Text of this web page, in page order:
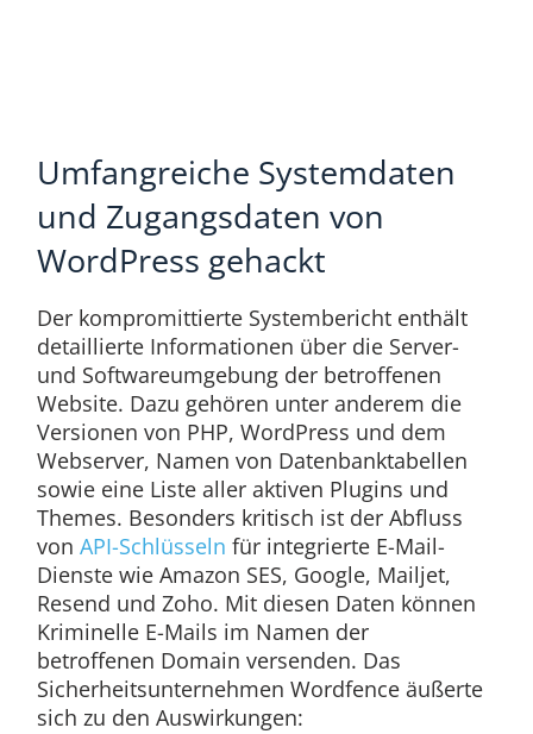
Umfangreiche Systemdaten
und Zugangsdaten von
WordPress gehackt
Der kompromittierte Systembericht enthält
detaillierte Informationen über die Server-
und Softwareumgebung der betroffenen
Website. Dazu gehören unter anderem die
Versionen von PHP, WordPress und dem
Webserver, Namen von Datenbanktabellen
sowie eine Liste aller aktiven Plugins und
Themes. Besonders kritisch ist der Abfluss
von API-Schlüsseln für integrierte E-Mail-
Dienste wie Amazon SES, Google, Mailjet,
Resend und Zoho. Mit diesen Daten können
Kriminelle E-Mails im Namen der
betroffenen Domain versenden. Das
Sicherheitsunternehmen Wordfence äußerte
sich zu den Auswirkungen: